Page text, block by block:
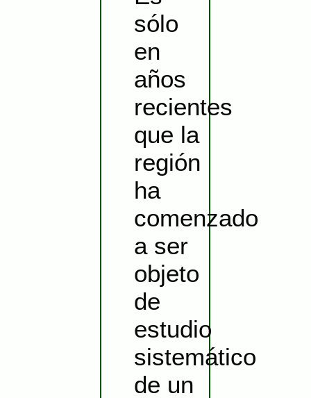
sólo
en
años
recientes
que la
región
ha
comenzado
a ser
objeto
de
estudio
sistemático
de un